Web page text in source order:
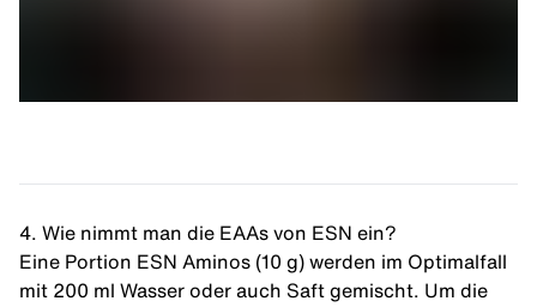
4. Wie nimmt man die EAAs von ESN ein?
Eine Portion ESN Aminos (10 g) werden im Optimalfall
mit 200 ml Wasser oder auch Saft gemischt. Um die